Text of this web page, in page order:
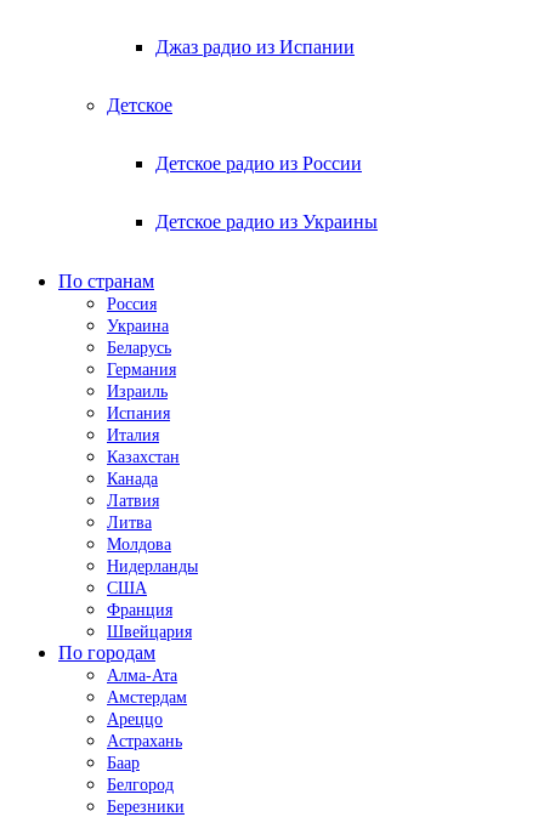
Джаз радио из Испании
Детское
Детское радио из России
Детское радио из Украины
По странам
Россия
Украина
Беларусь
Германия
Израиль
Испания
Италия
Казахстан
Канада
Латвия
Литва
Молдова
Нидерланды
США
Франция
Швейцария
По городам
Алма-Ата
Амстердам
Ареццо
Астрахань
Баар
Белгород
Березники